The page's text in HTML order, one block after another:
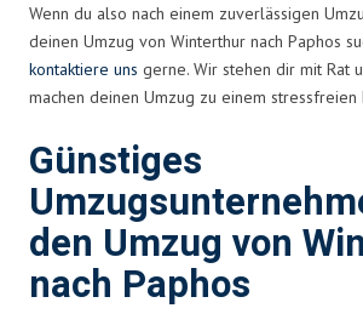
Wenn du also nach einem zuverlässigen
deinen Umzug von Winterthur nach Paphos
kontaktiere uns gerne. Wir stehen dir mit Rat
machen deinen Umzug zu einem stressfreien
Günstiges
den Umzug von
nach Paphos